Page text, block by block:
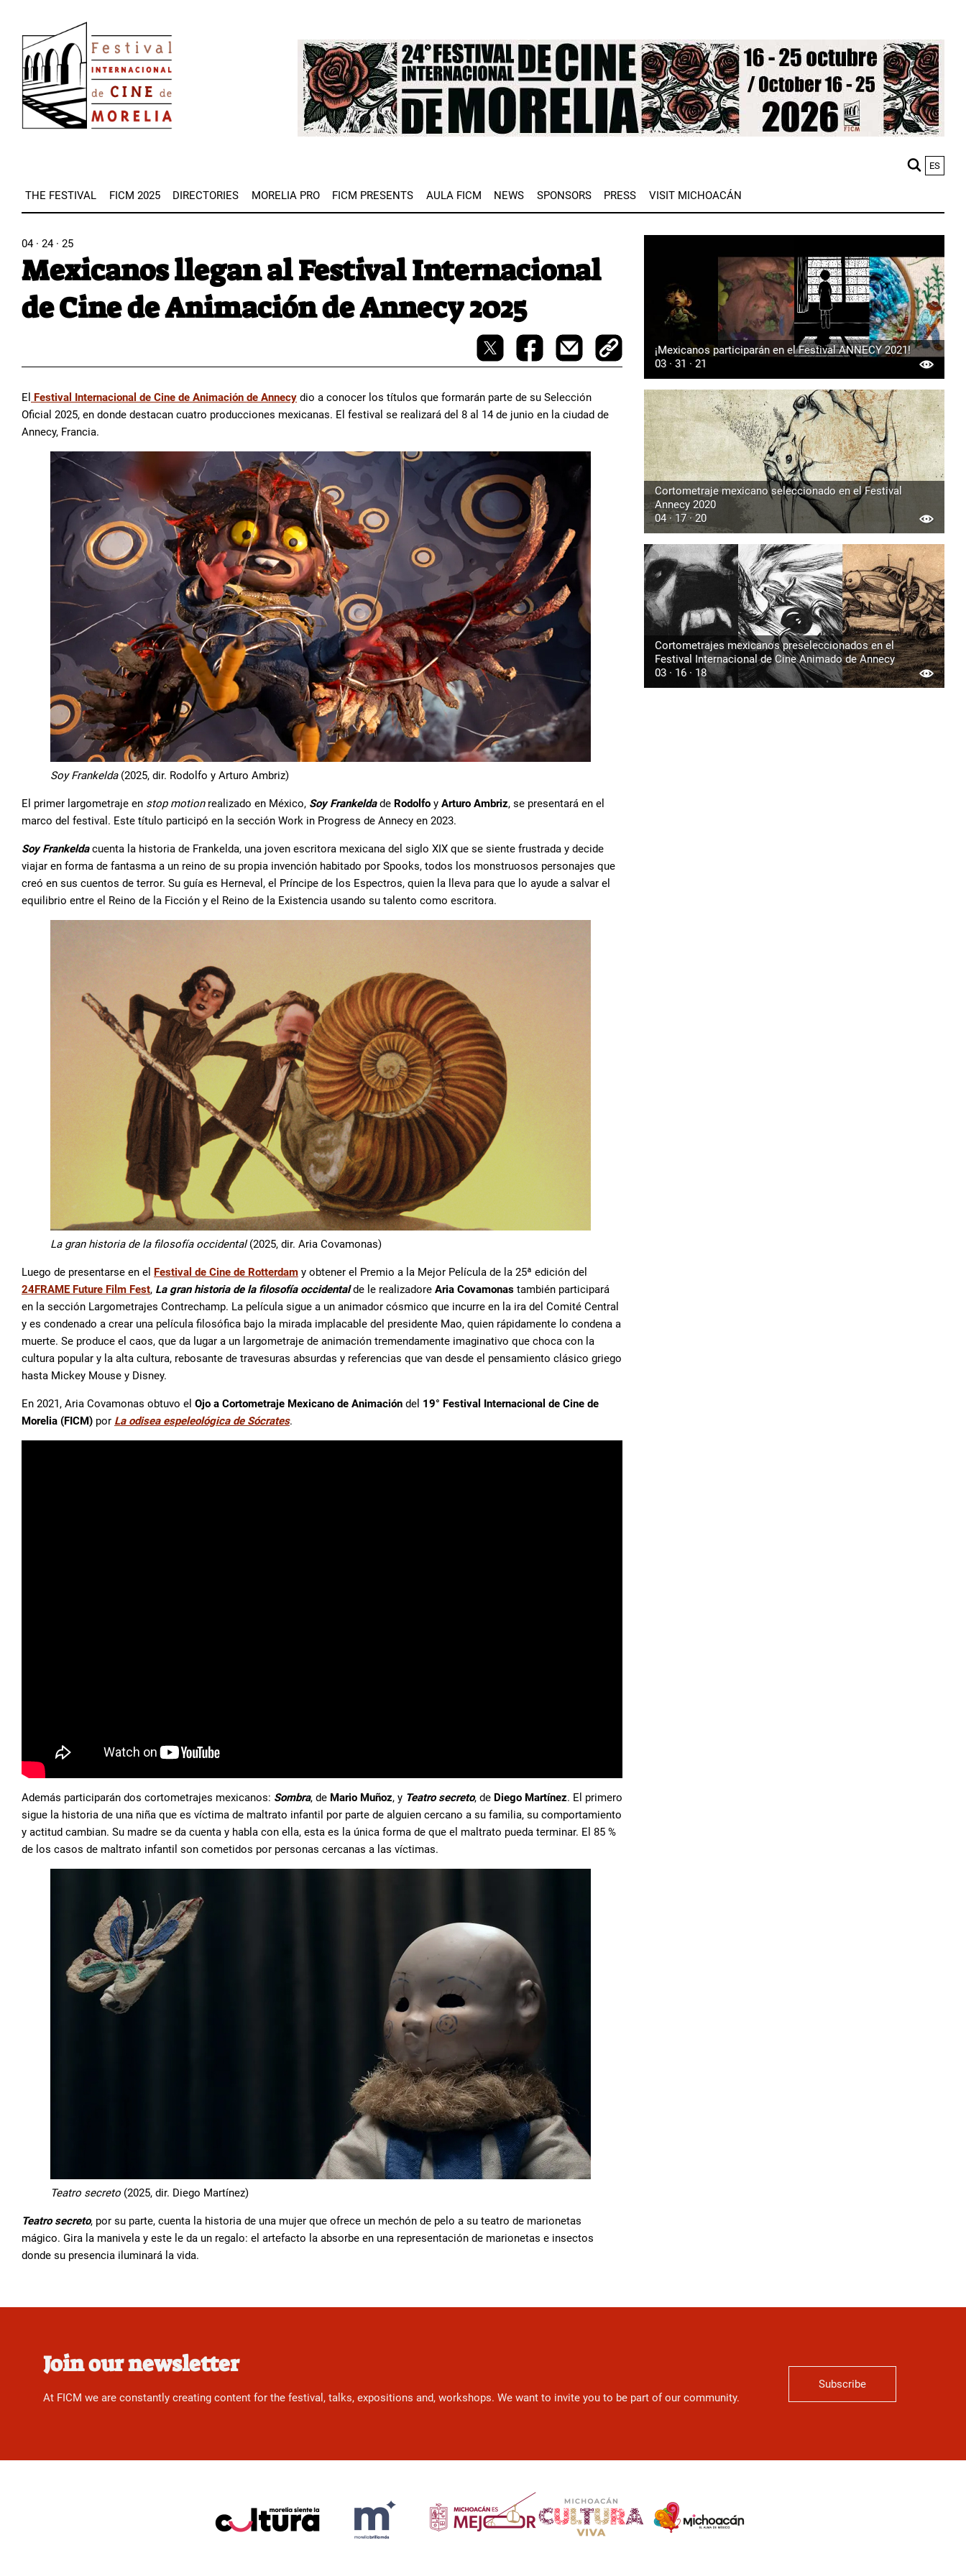
main
content
Image
ES
THE FESTIVAL FICM 2025 DIRECTORIES MORELIA PRO FICM PRESENTS AULA FICM NEWS SPONSORS PRESS VISIT MICHOACÁN
04 · 24 · 25
Mexicanos llegan al Festival Internacional
de Cine de Animación de Annecy 2025
El Festival Internacional de Cine de Animación de Annecy dio a conocer los títulos que formarán parte de su Selección
Oficial 2025, en donde destacan cuatro producciones mexicanas. El festival se realizará del 8 al 14 de junio en la ciudad de
Annecy, Francia.
Soy Frankelda (2025, dir. Rodolfo y Arturo Ambriz)
El primer largometraje en stop motionrealizado en México, Soy Frankeldade Rodolfo y Arturo Ambriz, se presentará en el
marco del festival. Este título participó en la sección Work in Progress de Annecy en 2023.
Soy Frankeldacuenta la historia de Frankelda, una joven escritora mexicana del siglo XIX que se siente frustrada y decide
viajar en forma de fantasma a un reino de su propia invención habitado por Spooks, todos los monstruosos personajes que
creó en sus cuentos de terror. Su guía es Herneval, el Príncipe de los Espectros, quien la lleva para que lo ayude a salvar el
equilibrio entre el Reino de la Ficción y el Reino de la Existencia usando su talento como escritora.
La gran historia de la filosofía occidental(2025, dir. Aria Covamonas)
Luego de presentarse en el Festival de Cine de Rotterdam y obtener el Premio a la Mejor Película de la 25ª edición del
24FRAME Future Film Fest, La gran historia de la filosofía occidentalde le realizadore Aria Covamonas también participará
en la sección Largometrajes Contrechamp. La película sigue a un animador cósmico que incurre en la ira del Comité Central
y es condenado a crear una película filosófica bajo la mirada implacable del presidente Mao, quien rápidamente lo condena a
muerte. Se produce el caos, que da lugar a un largometraje de animación tremendamente imaginativo que choca con la
cultura popular y la alta cultura, rebosante de travesuras absurdas y referencias que van desde el pensamiento clásico griego
hasta Mickey Mouse y Disney.
En 2021, Aria Covamonas obtuvo el Ojo a Cortometraje Mexicano de Animación del 19° Festival Internacional de Cine de
Morelia (FICM) por La odisea espeleológica de Sócrates.
Además participarán dos cortometrajes mexicanos: Sombra, de Mario Muñoz, y Teatro secreto, de Diego Martínez. El primero
sigue la historia de una niña que es víctima de maltrato infantil por parte de alguien cercano a su familia, su comportamiento
y actitud cambian. Su madre se da cuenta y habla con ella, esta es la única forma de que el maltrato pueda terminar. El 85 %
de los casos de maltrato infantil son cometidos por personas cercanas a las víctimas.
Teatro secreto (2025, dir. Diego Martínez)
Teatro secreto, por su parte, cuenta la historia de una mujer que ofrece un mechón de pelo a su teatro de marionetas
mágico. Gira la manivela y este le da un regalo: el artefacto la absorbe en una representación de marionetas e insectos
donde su presencia iluminará la vida.
¡Mexicanos participarán en el Festival ANNECY 2021!
03 · 31 · 21
Cortometraje mexicano seleccionado en el Festival
Annecy 2020
04 · 17 · 20
Cortometrajes mexicanos preseleccionados en el
Festival Internacional de Cine Animado de Annecy
03 · 16 · 18
Join our newsletter
At FICM we are constantly creating content for the festival, talks, expositions and, workshops. We want to invite you to be part of our community.
Subscribe